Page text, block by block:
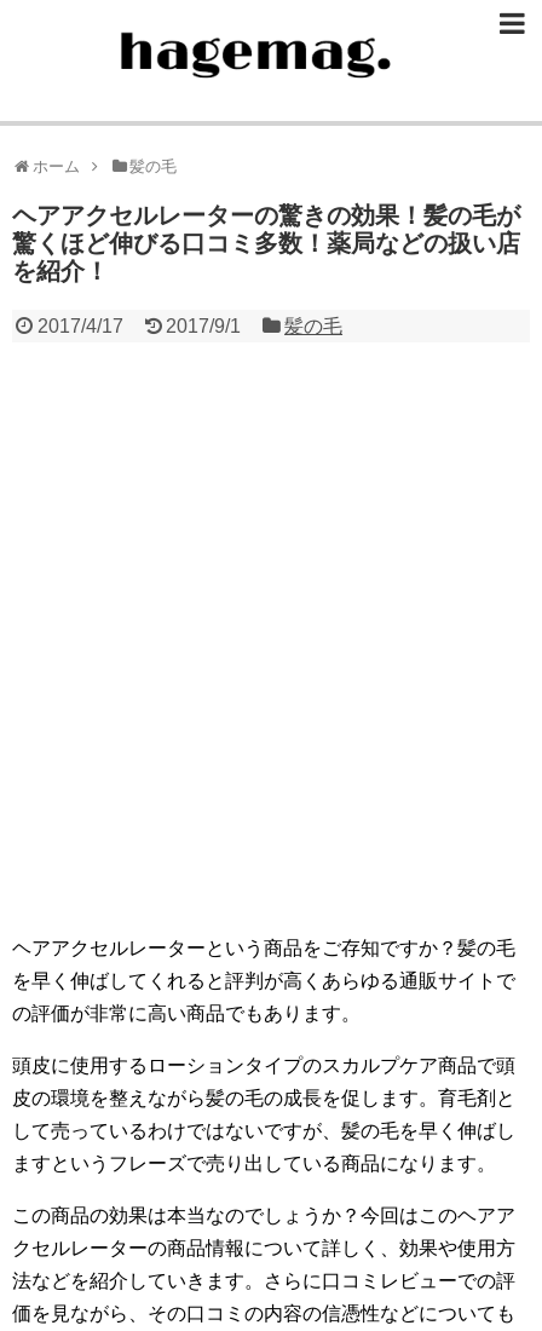
ホーム 髪の毛
ヘアアクセルレーターの驚きの効果！髪の毛が
驚くほど伸びる口コミ多数！薬局などの扱い店
を紹介！
2017/4/17 2017/9/1 髪の毛
ヘアアクセルレーターという商品をご存知ですか？髪の毛
を早く伸ばしてくれると評判が高くあらゆる通販サイトで
の評価が非常に高い商品でもあります。
頭皮に使用するローションタイプのスカルプケア商品で頭
皮の環境を整えながら髪の毛の成長を促します。育毛剤と
して売っているわけではないですが、髪の毛を早く伸ばし
ますというフレーズで売り出している商品になります。
この商品の効果は本当なのでしょうか？今回はこのヘアア
クセルレーターの商品情報について詳しく、効果や使用方
法などを紹介していきます。さらに口コミレビューでの評
価を見ながら、その口コミの内容の信憑性などについても